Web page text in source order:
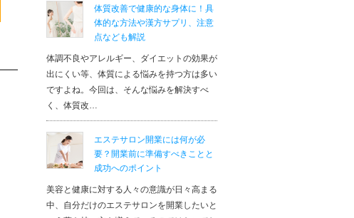
体質改善で健康的な身体に！具
体的な方法や漢方サプリ、注意
点なども解説
体調不良やアレルギー、ダイエットの効果が
出にくい等、体質による悩みを持つ方は多い
ですよね。今回は、そんな悩みを解決すべ
く、体質改…
エステサロン開業には何が必
要？開業前に準備すべきことと
成功へのポイント
美容と健康に対する人々の意識が日々高まる
中、自分だけのエステサロンを開業したいと